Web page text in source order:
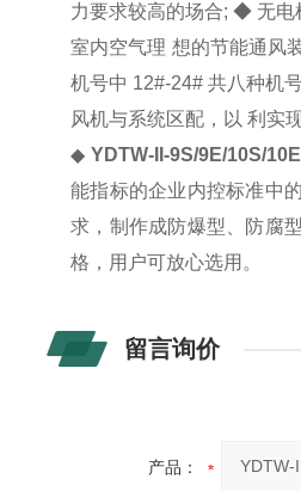
力要求较高的场合; ◆ 无电
室内空气理 想的节能通风
机号中 12#-24# 共八种机
风机与系统区配，以 利实
◆ YDTW-II-9S/9E/10S/
能指标的企业内控标准中
求，制作成防爆型、防腐
格，用户可放心选用。
留言询价
产品：